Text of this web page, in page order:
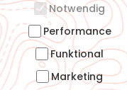
bikes.de
Notwendig
Performance
Funktional
Marketing